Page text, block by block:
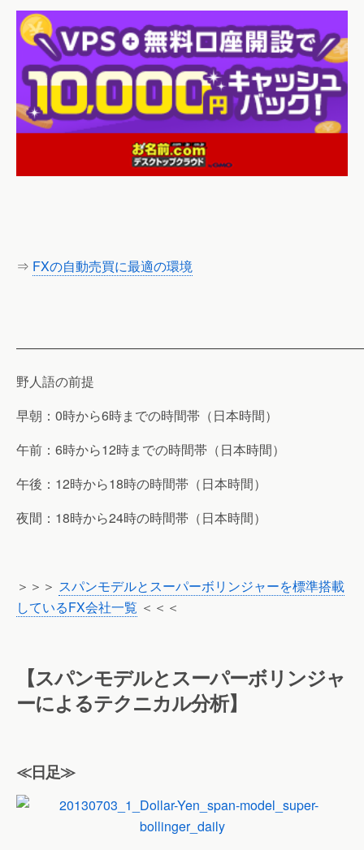
⇒ FXの自動売買に最適の環境
野人語の前提
早朝：0時から6時までの時間帯（日本時間）
午前：6時から12時までの時間帯（日本時間）
午後：12時から18時の時間帯（日本時間）
夜間：18時から24時の時間帯（日本時間）
＞＞＞ スパンモデルとスーパーボリンジャーを標準搭載
しているFX会社一覧 ＜＜＜
【スパンモデルとスーパーボリンジャ
ーによるテクニカル分析】
≪日足≫